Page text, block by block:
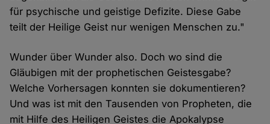
für psychische und geistige Defizite. Diese Gabe
teilt der Heilige Geist nur wenigen Menschen zu."
Wunder über Wunder also. Doch wo sind die
Gläubigen mit der prophetischen Geistesgabe?
Welche Vorhersagen konnten sie dokumentieren?
Und was ist mit den Tausenden von Propheten, die
mit Hilfe des Heiligen Geistes die Apokalypse